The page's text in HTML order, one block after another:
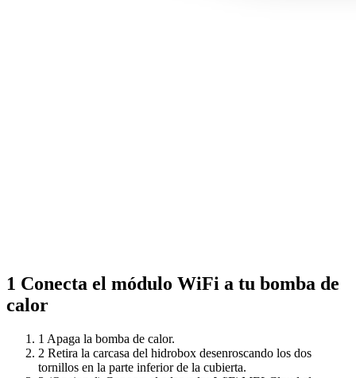
1 Conecta el módulo WiFi a tu bomba de
calor
1 Apaga la bomba de calor.
2 Retira la carcasa del hidrobox desenroscando los dos
tornillos en la parte inferior de la cubierta.